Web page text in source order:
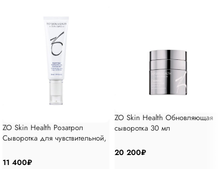
ZO Skin Health Розатрол
Сыворотка для чувствительной,
50 мл
11 400₽
ZO Skin Health Обновляющая
сыворотка 30 мл
20 200₽